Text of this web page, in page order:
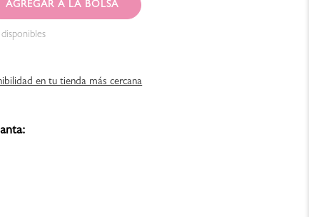
en tu tienda más cercana